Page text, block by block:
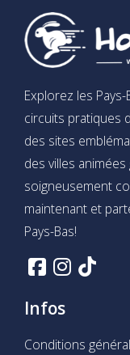
Explorez les
circuits pratiques
des sites
des villes
soigneusement
maintenant et
Pays-Bas!
Infos
Conditions